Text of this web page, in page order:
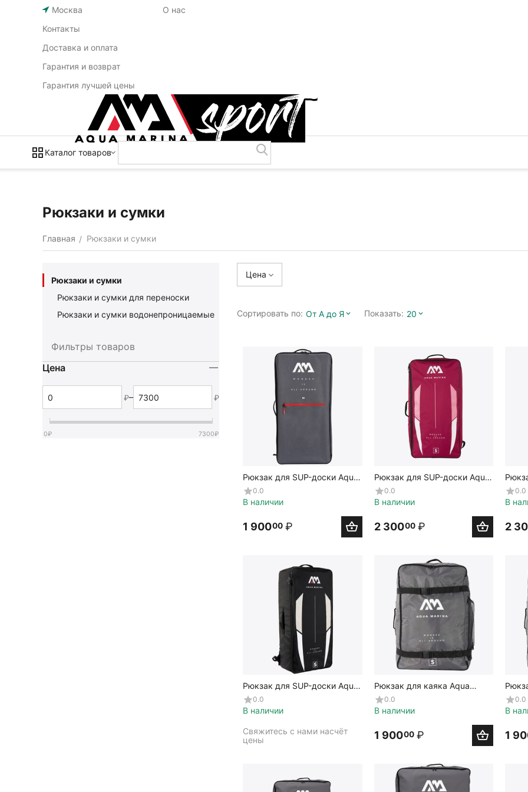
Москва
О нас
Контакты
Доставка и оплата
Гарантия и возврат
Гарантия лучшей цены
Каталог товаров
Рюкзаки и сумки
Главная / Рюкзаки и сумки
Цена
Сортировать по: От А до Я Показать: 20
Рюкзак для SUP-доски Aqua
Marina Zip Backpack (Grey M)
0.0
В наличии
1 90000 ₽
Рюкзак для SUP-доски Aqua
Marina Zip Backpack (Pink S)
0.0
В наличии
2 30000 ₽
S)
0.0
В
2
Рюкзак для SUP-доски Aqua
Marina Zip Backpack for iSUP
S S22
0.0
В наличии
Свяжитесь с нами насчёт
цены
Рюкзак для каяка Aqua
Marina Zip Backpack for
inflatable solo kayak
0.0
В наличии
1 90000 ₽
kayak
0.0
В
1
Рюкзаки и сумки
Рюкзаки и сумки для переноски
Рюкзаки и сумки водонепроницаемые
Фильтры товаров
Цена
₽– ₽
0₽ 7300₽